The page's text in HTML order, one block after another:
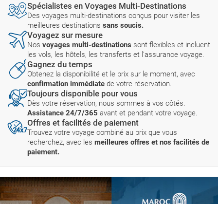
Spécialistes en Voyages Multi-Destinations
Des voyages multi-destinations conçus pour visiter les
meilleures destinations sans soucis.
Voyagez sur mesure
Nos voyages multi-destinations sont flexibles et incluent
les vols, les hôtels, les transferts et l'assurance voyage.
Gagnez du temps
Obtenez la disponibilité et le prix sur le moment, avec
confirmation immédiate de votre réservation.
Toujours disponible pour vous
Dès votre réservation, nous sommes à vos côtés.
Assistance 24/7/365 avant et pendant votre voyage.
Offres et facilités de paiement
Trouvez votre voyage combiné au prix que vous
recherchez, avec les meilleures offres et nos facilités de
paiement.